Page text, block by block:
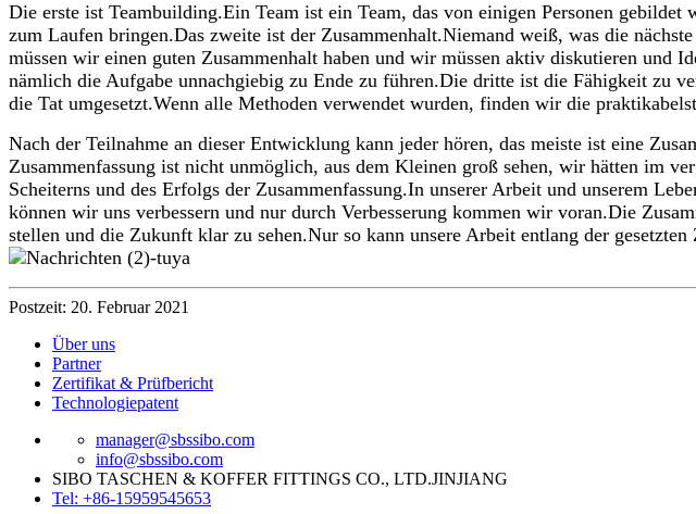
Die erste ist Teambuilding.Ein Team ist ein Team, das von einigen Personen
zum Laufen bringen.Das zweite ist der Zusammenhalt.Niemand weiß, was die
müssen wir einen guten Zusammenhalt haben und wir müssen aktiv diskutieren und
nämlich die Aufgabe unnachgiebig zu Ende zu führen.Die dritte ist die Fähigkeit zu
die Tat umgesetzt.Wenn alle Methoden verwendet wurden, finden wir die
Nach der Teilnahme an dieser Entwicklung kann jeder hören, das meiste ist eine
Zusammenfassung ist nicht unmöglich, aus dem Kleinen groß sehen, wir hätten im
Scheiterns und des Erfolgs der Zusammenfassung.In unserer Arbeit und unserem
können wir uns verbessern und nur durch Verbesserung kommen wir voran.Die
stellen und die Zukunft klar zu sehen.Nur so kann unsere Arbeit entlang der
Postzeit: 20. Februar 2021
Über uns
Partner
Zertifikat & Prüfbericht
Technologiepatent
manager@sbssibo.com
info@sbssibo.com
SIBO TASCHEN & KOFFER FITTINGS CO., LTD.JINJIANG
Tel: +86-15959545653